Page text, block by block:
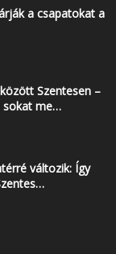
a csapatokat a
Szentesen –
sokat me…
változik: Így